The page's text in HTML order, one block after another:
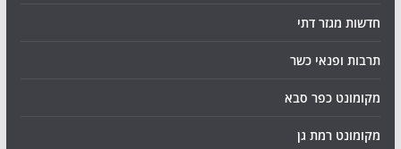
חדשות מגזר דתי
תרבות ופנאי כשר
מקומונט כפר סבא
מקומונט רמת גן